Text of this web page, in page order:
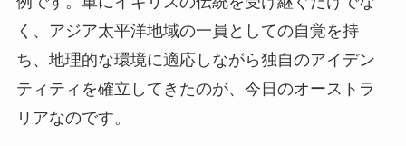
く、アジア太平洋地域の一員としての自覚を持
ち、地理的な環境に適応しながら独自のアイデン
ティティを確立してきたのが、今日のオーストラ
リアなのです。